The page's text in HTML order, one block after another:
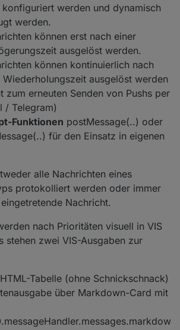
konfiguriert werden und dynamisch
werden.
können erst nach einer
ausgelöst werden.
können kontinuierlich nach
Wiederholungszeit ausgelöst werden
zum erneuten Senden von Pushs per
/ Telegram)
Funktionen postMessage(..) oder
für den Einsatz in eigenen
alle Nachrichten eines
protokolliert werden oder immer
Nachricht.
nach Prioritäten visuell in VIS
stehen zwei VIS-Ausgaben zur
Tabelle (ohne Schnickschnack)
über Markdown-Card mit